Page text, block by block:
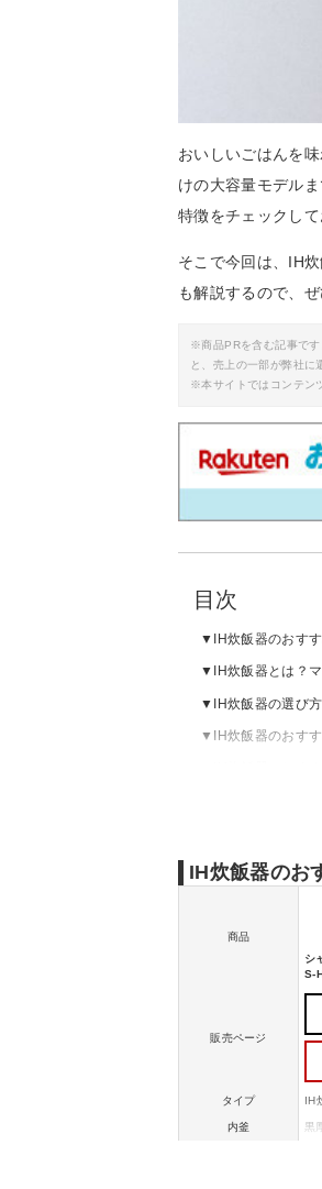
おいしいごはんを
けの大容量モデル
特徴をチェックして
そこで今回は、IH
も解説するので、
※商品PRを含む記事です
と、売上の一部が弊社に
※本サイトではコンテン
目次
IH炊飯器のおす
IH炊飯器とは？
IH炊飯器の選び方
IH炊飯器のおす
IH炊飯器のお
商品
シ
S-
販売ページ
タイプ IH
内釜 黒